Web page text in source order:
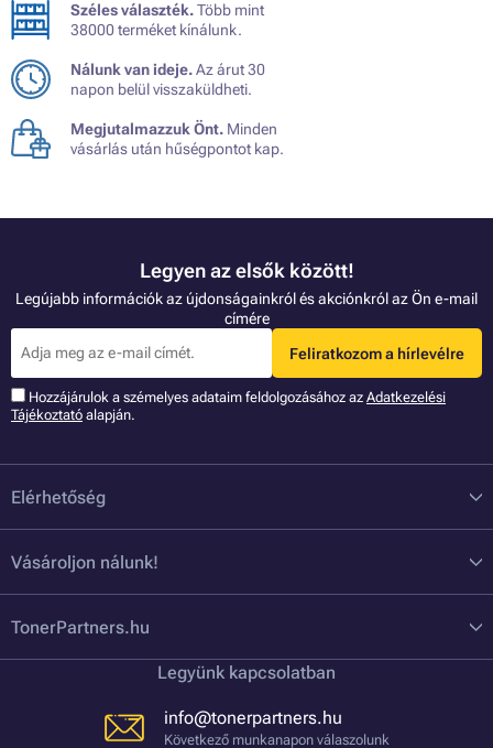
Széles választék.Több mint
38000 terméket kínálunk.
Nálunk van ideje.Az árut 30
napon belül visszaküldheti.
Megjutalmazzuk Önt. Minden
vásárlás után hűségpontot kap.
Legyen az elsők között!
Legújabb információk az újdonságainkról és akciónkról az Ön e-mail
címére
Feliratkozom a hírlevélre
Hozzájárulok a szémelyes adataim feldolgozásához az Adatkezelési
Tájékoztató alapján.
Elérhetőség
Vásároljon nálunk!
TonerPartners.hu
Legyünk kapcsolatban
info@tonerpartners.hu
Következő munkanapon válaszolunk